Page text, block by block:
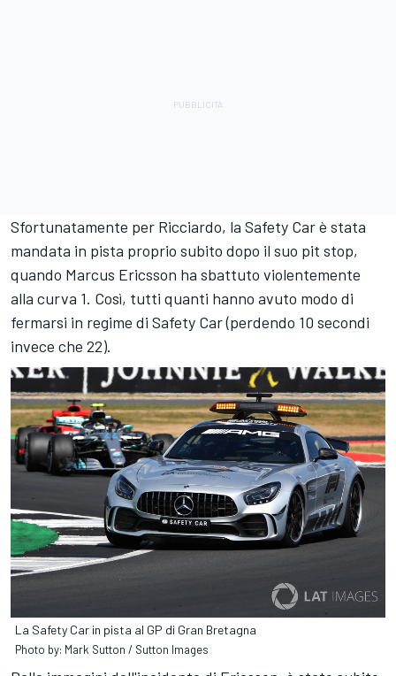
Sfortunatamente per Ricciardo, la Safety Car è stata
mandata in pista proprio subito dopo il suo pit stop,
quando Marcus Ericsson ha sbattuto violentemente
alla curva 1. Così, tutti quanti hanno avuto modo di
fermarsi in regime di Safety Car (perdendo 10 secondi
invece che 22).
La Safety Car in pista al GP di Gran Bretagna
Photo by: Mark Sutton / Sutton Images